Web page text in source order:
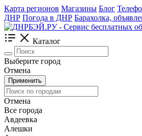
Карта регионов Магазины Блог
ДНР Погода в ДНР Барахолка,
Каталог
Выберите город
Отмена
Применить
Отмена
Все города
Авдеевка
Алешки